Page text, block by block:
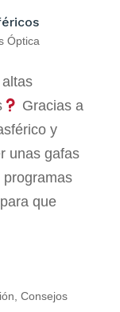
Óptica
Gracias a
y
unas gafas
programas
que
Consejos